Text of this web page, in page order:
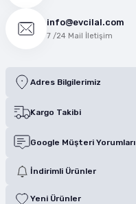
info@evcilal.com
7 /24 Mail İletişim
Adres Bilgilerimiz
Kargo Takibi
Google Müşteri Yorumları
İndirimli Ürünler
Yeni Ürünler